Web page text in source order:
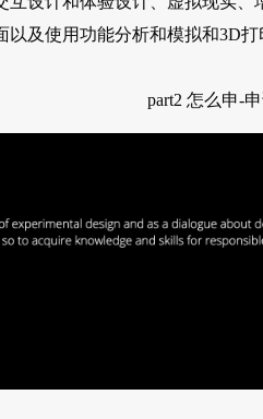
及使用功能分析和模拟和3D打
part2 怎么申-